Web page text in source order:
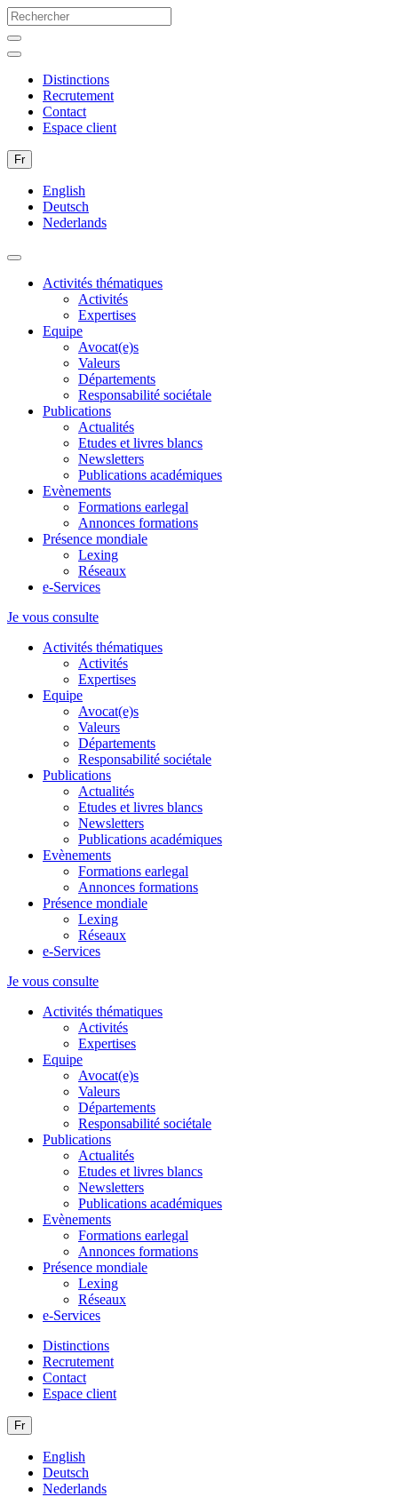
Distinctions
Recrutement
Contact
Espace client
Fr
English
Deutsch
Nederlands
Activités thématiques
Activités
Expertises
Equipe
Avocat(e)s
Valeurs
Départements
Responsabilité sociétale
Publications
Actualités
Etudes et livres blancs
Newsletters
Publications académiques
Evènements
Formations earlegal
Annonces formations
Présence mondiale
Lexing
Réseaux
e-Services
Je vous consulte
Activités thématiques
Activités
Expertises
Equipe
Avocat(e)s
Valeurs
Départements
Responsabilité sociétale
Publications
Actualités
Etudes et livres blancs
Newsletters
Publications académiques
Evènements
Formations earlegal
Annonces formations
Présence mondiale
Lexing
Réseaux
e-Services
Je vous consulte
Activités thématiques
Activités
Expertises
Equipe
Avocat(e)s
Valeurs
Départements
Responsabilité sociétale
Publications
Actualités
Etudes et livres blancs
Newsletters
Publications académiques
Evènements
Formations earlegal
Annonces formations
Présence mondiale
Lexing
Réseaux
e-Services
Distinctions
Recrutement
Contact
Espace client
Fr
English
Deutsch
Nederlands